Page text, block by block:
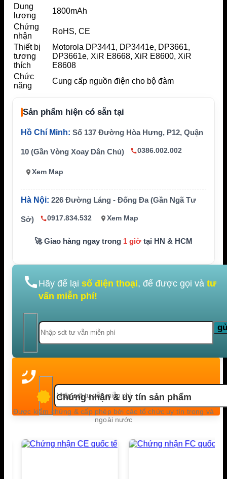
Dung
lượng
1800mAh
Chứng
nhận
RoHS, CE
Thiết bị
tương
thích
Motorola DP3441, DP3441e, DP3661,
DP3661e, XiR E8668, XiR E8600, XiR
E8608
Chức
năng
Cung cấp nguồn điện cho bộ đàm
Sản phẩm hiện có sẵn tại
Hồ Chí Minh: Số 137 Đường Hòa Hưng, P12, Quận
10 (Gần Vòng Xoay Dân Chủ) 0386.002.002
Xem Map
Hà Nội: 226 Đường Láng - Đống Đa (Gần Ngã Tư
Sở) 0917.834.532 Xem Map
🚀 Giao hàng ngay trong 1 giờ tại HN & HCM
Hãy để lại số điện thoại, để được gọi và tư
vấn miễn phí!
Chứng nhận & uy tín sản phẩm
Được kiểm chứng & cấp phép bởi các tổ chức uy tín trong và
ngoài nước